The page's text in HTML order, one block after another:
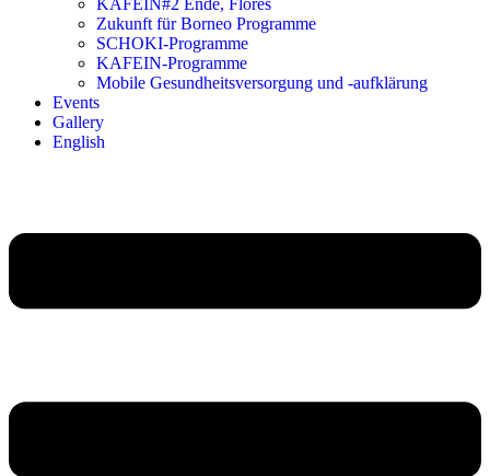
KAFEIN#2 Ende, Flores
Zukunft für Borneo Programme
SCHOKI-Programme
KAFEIN-Programme
Mobile Gesundheitsversorgung und -aufklärung
Events
Gallery
English